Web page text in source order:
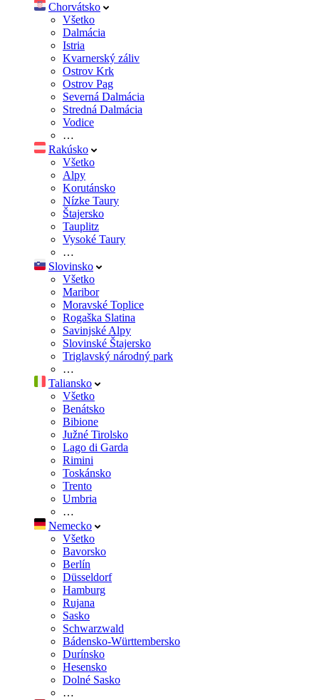
Chorvátsko
Všetko
Dalmácia
Istria
Kvarnerský záliv
Ostrov Krk
Ostrov Pag
Severná Dalmácia
Stredná Dalmácia
Vodice
…
Rakúsko
Všetko
Alpy
Korutánsko
Nízke Taury
Štajersko
Tauplitz
Vysoké Taury
…
Slovinsko
Všetko
Maribor
Moravské Toplice
Rogaška Slatina
Savinjské Alpy
Slovinské Štajersko
Triglavský národný park
…
Taliansko
Všetko
Benátsko
Bibione
Južné Tirolsko
Lago di Garda
Rimini
Toskánsko
Trento
Umbria
…
Nemecko
Všetko
Bavorsko
Berlín
Düsseldorf
Hamburg
Rujana
Sasko
Schwarzwald
Bádensko-Württembersko
Durínsko
Hesensko
Dolné Sasko
…